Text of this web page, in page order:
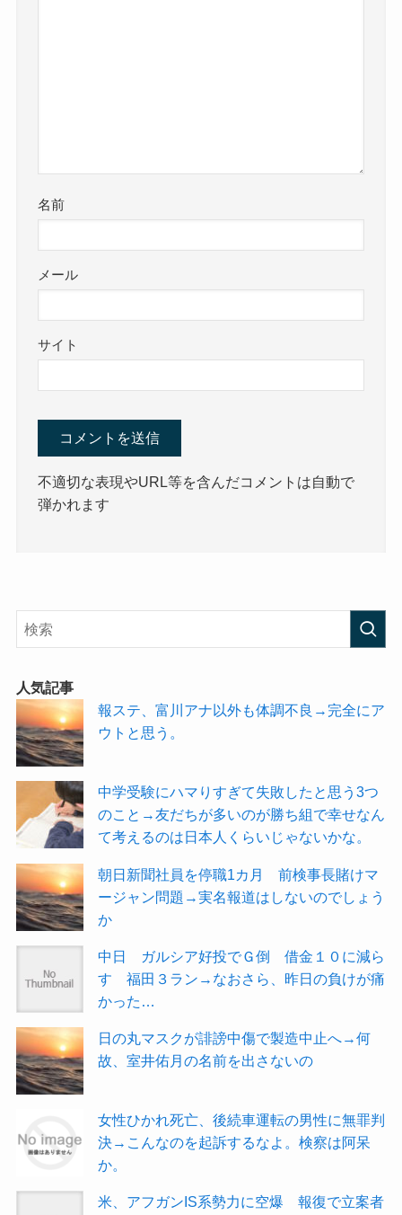
名前
メール
サイト
不適切な表現やURL等を含んだコメントは自動で
弾かれます
人気記事
報ステ、富川アナ以外も体調不良→完全にア
ウトと思う。
中学受験にハマりすぎて失敗したと思う3つ
のこと→友だちが多いのが勝ち組で幸せなん
て考えるのは日本人くらいじゃないかな。
朝日新聞社員を停職1カ月 前検事長賭けマ
ージャン問題→実名報道はしないのでしょう
か
中日 ガルシア好投でＧ倒 借金１０に減ら
す 福田３ラン→なおさら、昨日の負けが痛
かった…
日の丸マスクが誹謗中傷で製造中止へ→何
故、室井佑月の名前を出さないの
女性ひかれ死亡、後続車運転の男性に無罪判
決→こんなのを起訴するなよ。検察は阿呆
か。
米、アフガンIS系勢力に空爆 報復で立案者